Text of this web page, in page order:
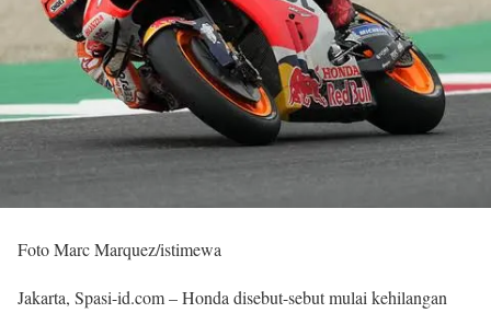
Foto Marc Marquez/istimewa
Jakarta, Spasi-id.com – Honda disebut-sebut mulai kehilangan